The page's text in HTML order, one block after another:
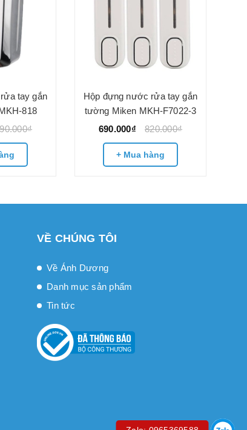
tay gắn
818
Hộp đựng nước rửa tay gắn
tường Miken MKH-F7022-3
690.000₫
820.000₫
+ Mua hàng
VỀ CHÚNG TÔI
Về Ánh Dương
Danh mục sản phẩm
Tin tức